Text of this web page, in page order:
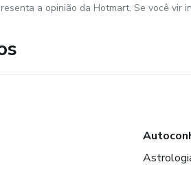
a opinião da Hotmart. Se você vir